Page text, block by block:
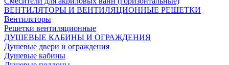
ВЕНТИЛЯТОРЫ И ВЕНТИЛЯЦИОННЫЕ РЕШЕТКИ
Вентиляторы
Решетки вентиляционные
ДУШЕВЫЕ КАБИНЫ И ОГРАЖДЕНИЯ
Душевые двери и ограждения
Душевые кабины